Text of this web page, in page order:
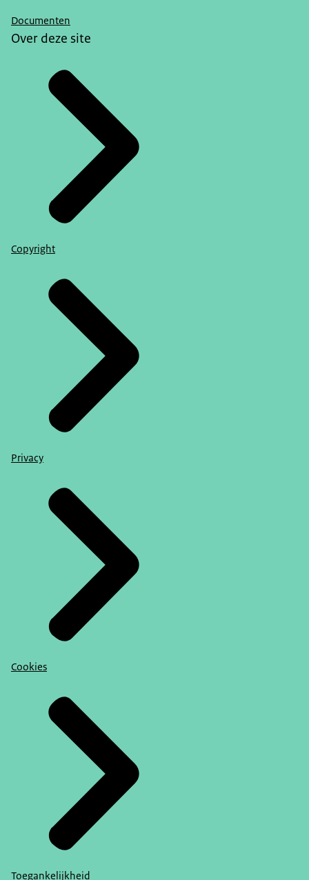
Documenten
Over deze site
Copyright
Privacy
Cookies
Toegankelijkheid